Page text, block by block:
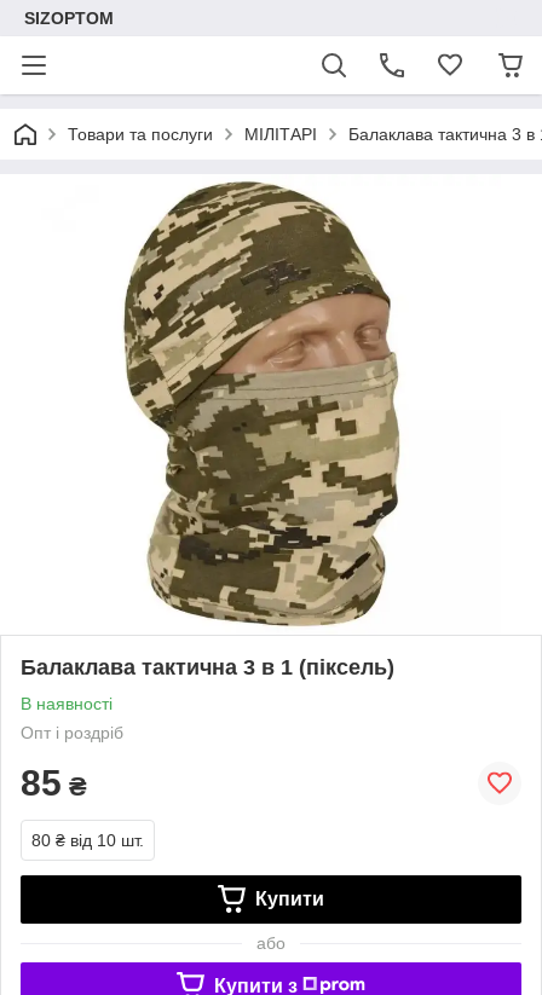
SIZOPTOM
Товари та послуги МІЛІТАРІ Балаклава тактична 3 в
Балаклава тактична 3 в 1 (піксель)
В наявності
Опт і роздріб
85 ₴
80 ₴ від 10 шт.
Купити
або
Купити з